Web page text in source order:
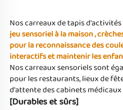
Nos carreaux de tapis
jeu sensoriel à la maison ,
pour la reconnaissance des
Nos carreaux sensoriels sont
pour les restaurants, lieux de
d'attente des cabinets
[Durables et sûrs]